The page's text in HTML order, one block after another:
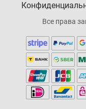
Все права